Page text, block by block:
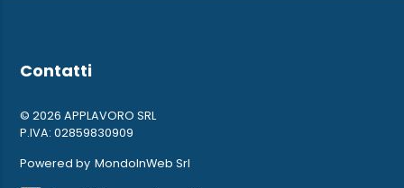
Contatti
© 2026 APPLAVORO SRL
P.IVA: 02859830909
Powered by MondoInWeb Srl